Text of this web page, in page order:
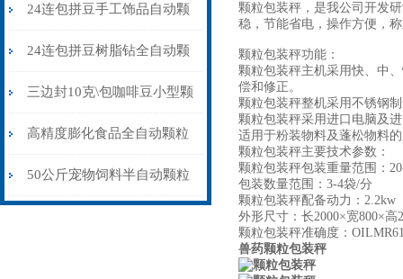
24连包拼豆手工饰品自动颗
粒包装机防静电不堵料
24连包拼豆树脂钻全自动颗
粒包装机高精度防静电
三边封10克\包咖啡豆小型颗
粒包装机多少钱
高精度膨化食品全自动颗粒
包装机15-35克\包
50公斤宠物饲料半自动颗粒
颗粒包装秤，是我公司开发
稳，节能省电，操作方便，
颗粒包装秤功能：
颗粒包装秤主机采用快、中
偿和修正。
颗粒包装秤整机采用不锈钢
颗粒包装秤采用进口电脑及
适用于粉装物料及蓬松物料
颗粒包装秤主要技术参数：
颗粒包装秤包装重量范围：
包装数量范围：3-4袋/分
颗粒包装秤配备动力：2.2kw
外形尺寸：长2000×宽800×高
颗粒包装秤准确度：
兽药颗粒包装秤